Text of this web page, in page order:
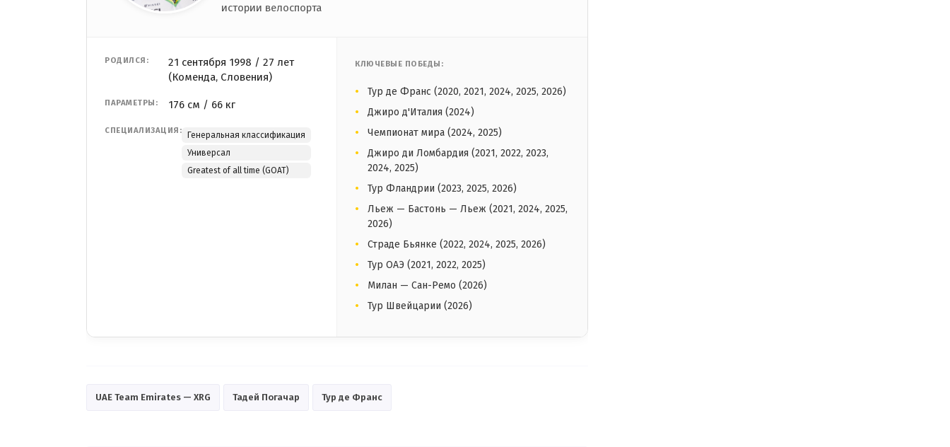
истории велоспорта
РОДИЛСЯ:
21 сентября 1998 / 27 лет
(Коменда, Словения)
ПАРАМЕТРЫ: 176 см / 66 кг
СПЕЦИАЛИЗАЦИЯ:
Генеральная классификация
Универсал
Greatest of all time (GOAT)
КЛЮЧЕВЫЕ ПОБЕДЫ:
Тур де Франс (2020, 2021, 2024, 2025, 2026)
Джиро д'Италия (2024)
Чемпионат мира (2024, 2025)
Джиро ди Ломбардия (2021, 2022, 2023,
2024, 2025)
Тур Фландрии (2023, 2025, 2026)
Льеж — Бастонь — Льеж (2021, 2024, 2025,
2026)
Страде Бьянке (2022, 2024, 2025, 2026)
Тур ОАЭ (2021, 2022, 2025)
Милан — Сан-Ремо (2026)
Тур Швейцарии (2026)
UAE Team Emirates — XRG Тадей Погачар Тур де Франс